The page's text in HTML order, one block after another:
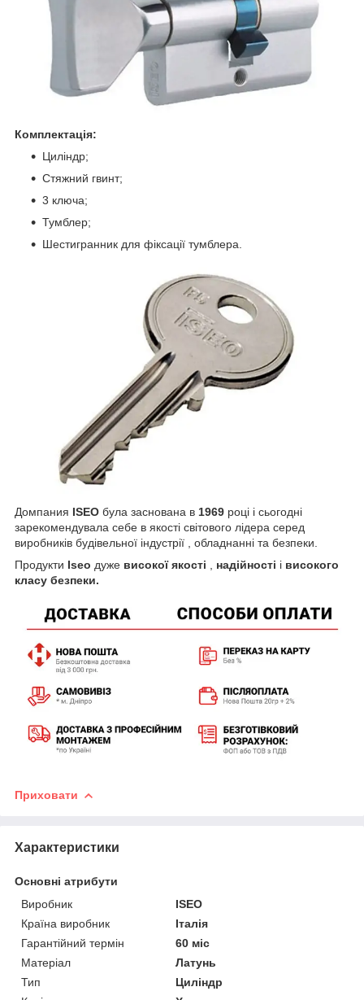
Комплектація:
Циліндр;
Стяжний гвинт;
3 ключа;
Тумблер;
Шестигранник для фіксації тумблера.
Домпания ISEO була заснована в 1969 році і сьогодні
зарекомендувала себе в якості світового лідера серед
виробників будівельної індустрії , обладнанні та безпеки.
Продукти Iseo дуже високої якості надійності і високого
класу безпеки.
Приховати
Характеристики
Основні атрибути
Виробник
ISEO
Країна виробник
Італія
Гарантійний термін
60 міс
Матеріал
Латунь
Тип
Циліндр